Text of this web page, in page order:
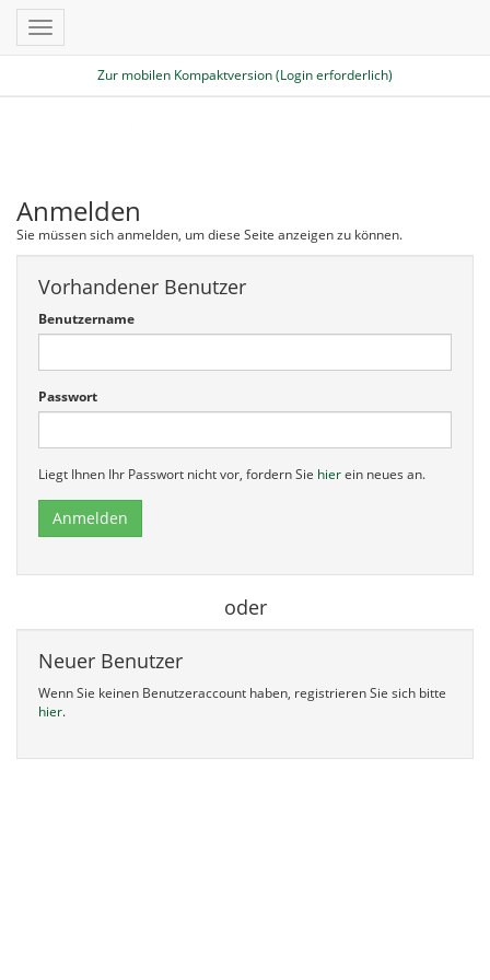
Zur mobilen Kompaktversion (Login erforderlich)
Toggle
navigation
Anmelden
Sie müssen sich anmelden, um diese Seite anzeigen zu können.
Vorhandener Benutzer
Benutzername
Passwort
Liegt Ihnen Ihr Passwort nicht vor, fordern Sie hierein neues an.
Anmelden
oder
Neuer Benutzer
Wenn Sie keinen Benutzeraccount haben, registrieren Sie sich bitte
hier.